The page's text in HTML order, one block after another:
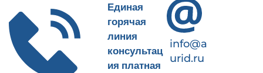
Единая
горячая
линия
консультац
ия платная
info@a
urid.ru